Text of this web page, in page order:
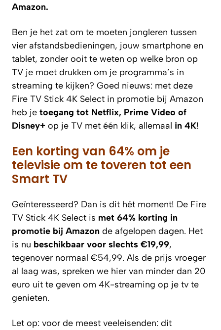
Amazon.
Ben je het zat om te moeten jongleren tussen
vier afstandsbedieningen, jouw smartphone en
tablet, zonder ooit te weten op welke bron op
TV je moet drukken om je programma’s in
streaming te kijken? Goed nieuws: met deze
Fire TV Stick 4K Select in promotie bij Amazon
heb je toegang tot Netflix, Prime Video of
Disney+ op je TV met één klik, allemaal in 4K!
Een korting van 64% om je
televisie om te toveren tot een
Smart TV
Geïnteresseerd? Dan is dit hét moment! De Fire
TV Stick 4K Select is met 64% korting in
promotie bij Amazon de afgelopen dagen. Het
is nu beschikbaar voor slechts €19,99,
tegenover normaal €54,99. Als de prijs vroeger
al laag was, spreken we hier van minder dan 20
euro uit te geven om 4K-streaming op je tv te
genieten.
Let op: voor de meest veeleisenden: dit